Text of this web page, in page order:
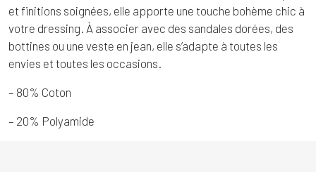
et finitions soignées, elle apporte une touche bohème chic à
votre dressing. À associer avec des sandales dorées, des
bottines ou une veste en jean, elle s’adapte à toutes les
envies et toutes les occasions.
– 80% Coton
– 20% Polyamide